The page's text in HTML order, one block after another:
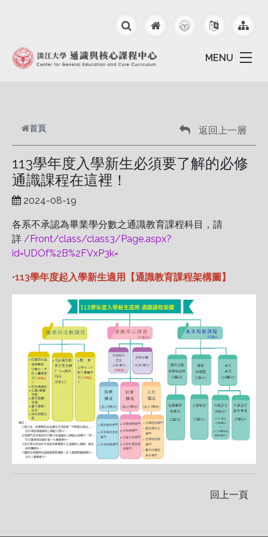
MENU
首頁 返回上一層
113學年度入學新生必須要了解的必修
通識課程在這裡！
2024-08-19
各系不承認為畢業學分數之通識教育課程科目，請
詳 /Front/class/class3/Page.aspx?
id=UDOf%2B%2FVxP3k=
•113學年度起入學新生適用【通識教育課程架構圖】